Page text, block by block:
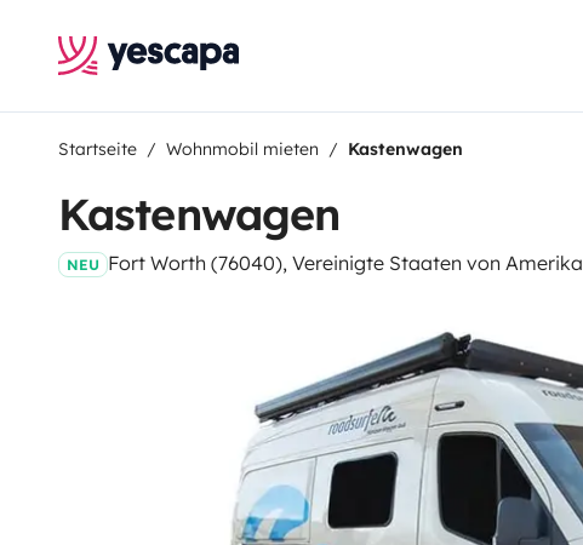
Startseite Wohnmobil mieten Kastenwagen
Kastenwagen
NEU Fort Worth (76040), Vereinigte Staaten von Amerika